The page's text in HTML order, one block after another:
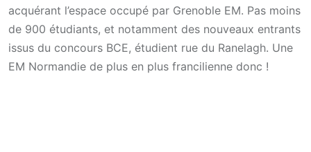
acquérant l’espace occupé par Grenoble EM. Pas moins
de 900 étudiants, et notamment des nouveaux entrants
issus du concours BCE, étudient rue du Ranelagh. Une
EM Normandie de plus en plus francilienne donc !